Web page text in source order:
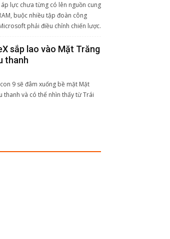
lực chưa từng có lên nguồn cung
buộc nhiều tập đoàn công
phải điều chỉnh chiến lược.
sắp lao vào Mặt Trăng
thanh
9 sẽ đâm xuống bề mặt Mặt
thanh và có thể nhìn thấy từ Trái